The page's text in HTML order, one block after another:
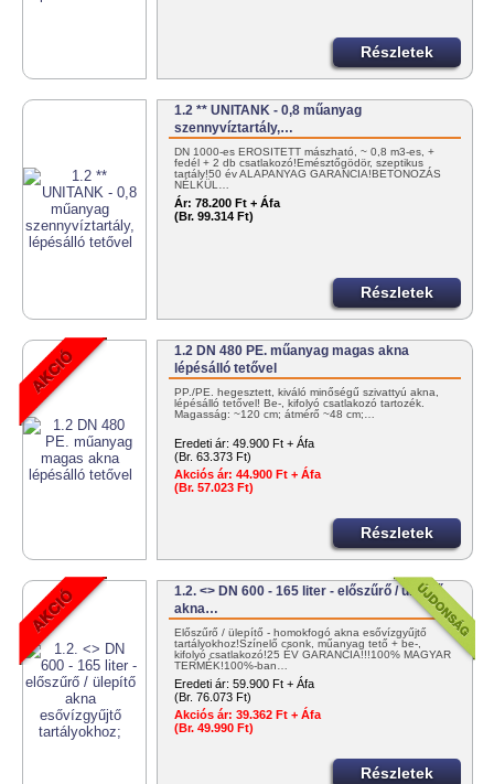
Részletek
1.2 ** UNITANK - 0,8 műanyag
szennyvíztartály,…
DN 1000-es ERŐSÍTETT mászható, ~ 0,8 m3-es, +
fedél + 2 db csatlakozó!Emésztőgödör, szeptikus
tartály!50 év ALAPANYAG GARANCIA!BETONOZÁS
NÉLKÜL…
Ár: 78.200 Ft + Áfa
(Br. 99.314 Ft)
Részletek
1.2 DN 480 PE. műanyag magas akna
lépésálló tetővel
PP./PE. hegesztett, kiváló minőségű szivattyú akna,
lépésálló tetővel! Be-, kifolyó csatlakozó tartozék.
Magasság: ~120 cm; átmérő ~48 cm;…
Eredeti ár: 49.900 Ft + Áfa
(Br. 63.373 Ft)
Akciós ár: 44.900 Ft + Áfa
(Br. 57.023 Ft)
Részletek
1.2. <> DN 600 - 165 liter - előszűrő / ülepítő
akna…
Előszűrő / ülepítő - homokfogó akna esővízgyűjtő
tartályokhoz!Színelő csonk, műanyag tető + be-,
kifolyó csatlakozó!25 ÉV GARANCIA!!!100% MAGYAR
TERMÉK!100%-ban…
Eredeti ár: 59.900 Ft + Áfa
(Br. 76.073 Ft)
Akciós ár: 39.362 Ft + Áfa
(Br. 49.990 Ft)
Részletek